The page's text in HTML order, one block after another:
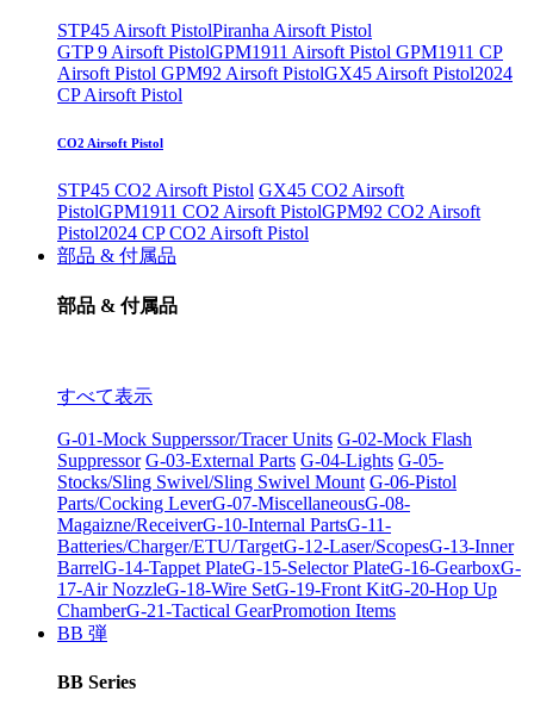
STP45 Airsoft PistolPiranha Airsoft Pistol
GTP 9 Airsoft PistolGPM1911 Airsoft Pistol GPM1911 CP
Airsoft Pistol GPM92 Airsoft PistolGX45 Airsoft Pistol2024
CP Airsoft Pistol
CO2 Airsoft Pistol
STP45 CO2 Airsoft Pistol GX45 CO2 Airsoft
PistolGPM1911 CO2 Airsoft PistolGPM92 CO2 Airsoft
Pistol2024 CP CO2 Airsoft Pistol
部品 & 付属品
部品 & 付属品
すべて表示
G-01-Mock Supperssor/Tracer Units G-02-Mock Flash
Suppressor G-03-External Parts G-04-Lights G-05-
Stocks/Sling Swivel/Sling Swivel Mount G-06-Pistol
Parts/Cocking LeverG-07-MiscellaneousG-08-
Magaizne/ReceiverG-10-Internal PartsG-11-
Batteries/Charger/ETU/TargetG-12-Laser/ScopesG-13-Inner
BarrelG-14-Tappet PlateG-15-Selector PlateG-16-GearboxG-
17-Air NozzleG-18-Wire SetG-19-Front KitG-20-Hop Up
ChamberG-21-Tactical GearPromotion Items
BB 弾
BB Series